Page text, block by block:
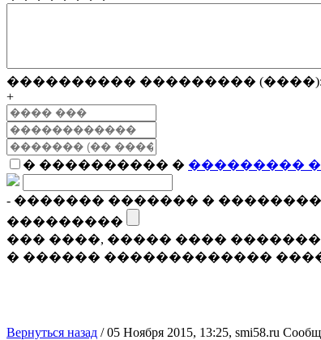
���������� ��������� (����):
+
� ���������� � ���������
- ������� ������� � ��������
���������
��� ����, ����� ����
� ������ �������������
Вернуться назад /05 Ноября 2015, 13:25, smi58.ru